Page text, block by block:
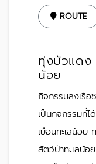
ROUTE
ทุ่งบัวแดง
น้อย
กิจกรรมลงเรือ
เป็นกิจกรรมที่ไ
เยือนทะเลน้อย
สัตว์ป่าทะเลน้